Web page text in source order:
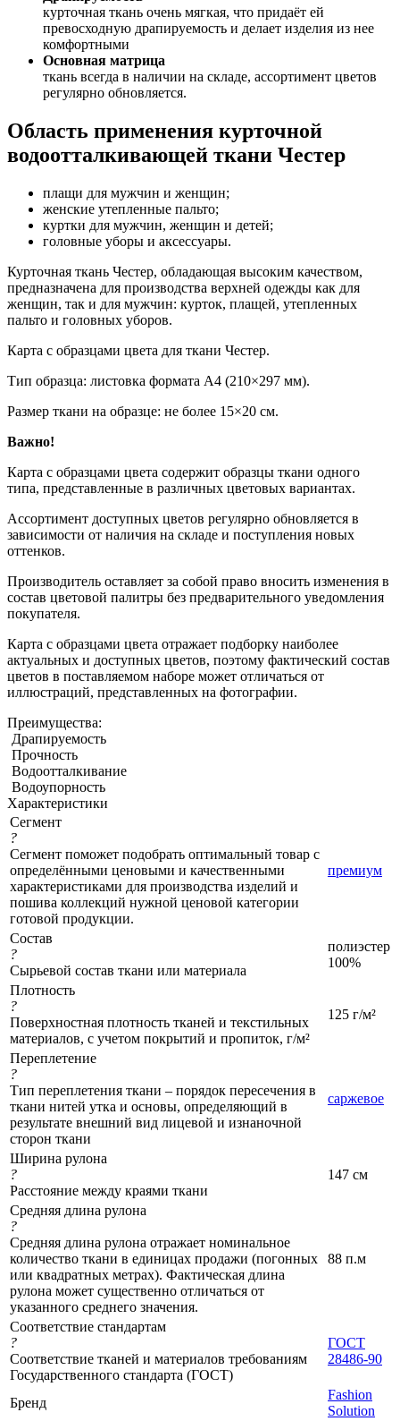
курточная ткань очень мягкая, что придаёт ей
превосходную драпируемость и делает изделия из нее
комфортными
Основная матрица
ткань всегда в наличии на складе, ассортимент цветов
регулярно обновляется.
Область применения курточной
водоотталкивающей ткани Честер
плащи для мужчин и женщин;
женские утепленные пальто;
куртки для мужчин, женщин и детей;
головные уборы и аксессуары.
Курточная ткань Честер, обладающая высоким качеством,
предназначена для производства верхней одежды как для
женщин, так и для мужчин: курток, плащей, утепленных
пальто и головных уборов.
Карта с образцами цвета для ткани Честер.
Тип образца: листовка формата А4 (210×297 мм).
Размер ткани на образце: не более 15×20 см.
Важно!
Карта с образцами цвета содержит образцы ткани одного
типа, представленные в различных цветовых вариантах.
Ассортимент доступных цветов регулярно обновляется в
зависимости от наличия на складе и поступления новых
оттенков.
Производитель оставляет за собой право вносить изменения в
состав цветовой палитры без предварительного уведомления
покупателя.
Карта с образцами цвета отражает подборку наиболее
актуальных и доступных цветов, поэтому фактический состав
цветов в поставляемом наборе может отличаться от
иллюстраций, представленных на фотографии.
Преимущества:
Драпируемость
Прочность
Водоотталкивание
Водоупорность
Характеристики
Сегмент
?
Сегмент поможет подобрать оптимальный товар с
определёнными ценовыми и качественными
характеристиками для производства изделий и
пошива коллекций нужной ценовой категории
готовой продукции.
премиум
Состав
?
Сырьевой состав ткани или материала
полиэстер
100%
Плотность
?
Поверхностная плотность тканей и текстильных
материалов, с учетом покрытий и пропиток, г/м²
125 г/м²
Переплетение
?
Тип переплетения ткани – порядок пересечения в
ткани нитей утка и основы, определяющий в
результате внешний вид лицевой и изнаночной
сторон ткани
саржевое
Ширина рулона
?
Расстояние между краями ткани
147 см
Средняя длина рулона
?
Средняя длина рулона отражает номинальное
количество ткани в единицах продажи (погонных
или квадратных метрах). Фактическая длина
рулона может существенно отличаться от
указанного среднего значения.
88 п.м
Соответствие стандартам
?
Соответствие тканей и материалов требованиям
Государственного стандарта (ГОСТ)
ГОСТ
28486-90
Бренд
Fashion
Solution